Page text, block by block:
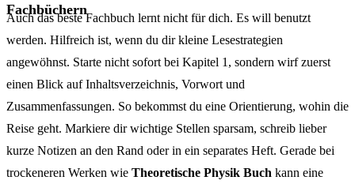
Fachbüchern
Auch das beste Fachbuch lernt nicht für dich. Es will benutzt
werden. Hilfreich ist, wenn du dir kleine Lesestrategien
angewöhnst. Starte nicht sofort bei Kapitel 1, sondern wirf zuerst
einen Blick auf Inhaltsverzeichnis, Vorwort und
Zusammenfassungen. So bekommst du eine Orientierung, wohin die
Reise geht. Markiere dir wichtige Stellen sparsam, schreib lieber
kurze Notizen an den Rand oder in ein separates Heft. Gerade bei
trockeneren Werken wie Theoretische Physik Buch kann eine